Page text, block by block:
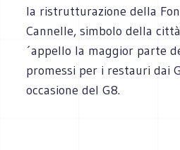
la ristrutturazione della
Cannelle, simbolo della
´appello la maggior parte
promessi per i restauri dai
occasione del G8.